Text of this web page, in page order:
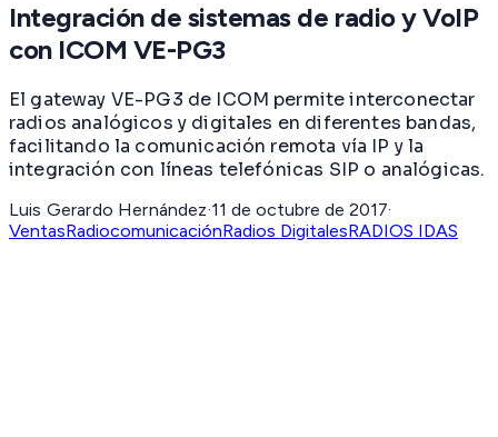
Integración de sistemas de radio y VoIP
con ICOM VE-PG3
El gateway VE-PG3 de ICOM permite interconectar
radios analógicos y digitales en diferentes bandas,
facilitando la comunicación remota vía IP y la
integración con líneas telefónicas SIP o analógicas.
Luis Gerardo Hernández·11 de octubre de 2017·
VentasRadiocomunicaciónRadios DigitalesRADIOS IDAS